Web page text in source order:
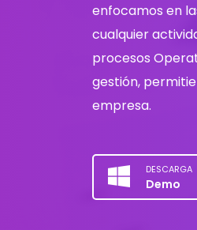
enfocamos en
cualquier
procesos
gestión,
empresa.
DESCARGA
Demo